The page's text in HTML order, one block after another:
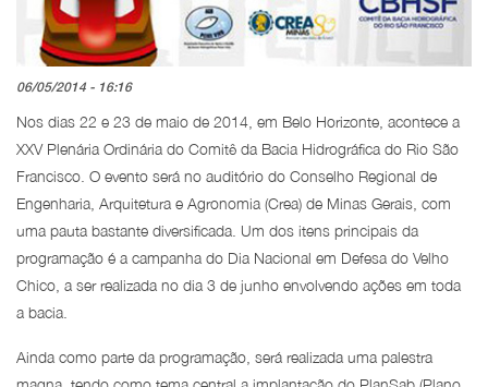
06/05/2014 - 16:16
Nos dias 22 e 23 de maio de 2014, em Belo Horizonte, acontece a
XXV Plenária Ordinária do Comitê da Bacia Hidrográfica do Rio São
Francisco. O evento será no auditório do Conselho Regional de
Engenharia, Arquitetura e Agronomia (Crea) de Minas Gerais, com
uma pauta bastante diversificada. Um dos itens principais da
programação é a campanha do Dia Nacional em Defesa do Velho
Chico, a ser realizada no dia 3 de junho envolvendo ações em toda
a bacia.
Ainda como parte da programação, será realizada uma palestra